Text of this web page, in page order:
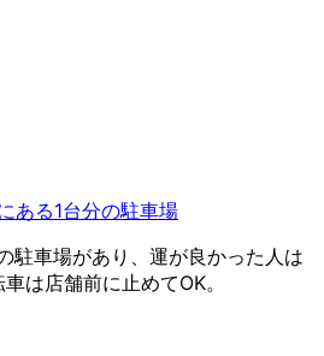
ある1台分の駐車場
駐車場があり、運が良かった人は
は店舗前に止めてOK。